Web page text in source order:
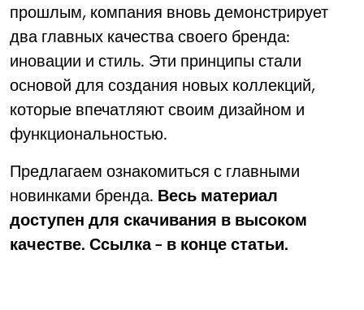
прошлым, компания вновь демонстрирует
два главных качества своего бренда:
иновации и стиль. Эти принципы стали
основой для создания новых коллекций,
которые впечатляют своим дизайном и
функциональностью.
Предлагаем ознакомиться с главными
новинками бренда. Весь материал
доступен для скачивания в высоком
качестве. Ссылка – в конце статьи.